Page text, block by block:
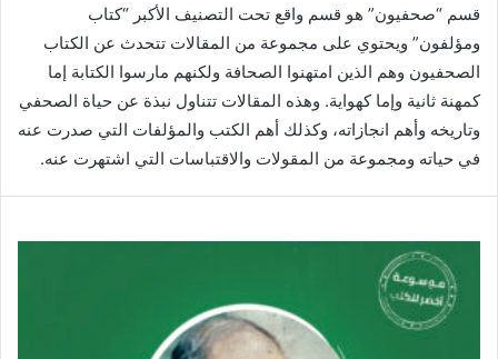
قسم “صحفيون” هو قسم واقع تحت التصنيف الأكبر “كتاب
ومؤلفون” ويحتوي على مجموعة من المقالات تتحدث عن الكتاب
الصحفيون وهم الذين امتهنوا الصحافة ولكنهم مارسوا الكتابة إما
كمهنة ثانية وإما كهواية. وهذه المقالات تتناول نبذة عن حياة الصحفي
وتاريخه وأهم انجازاته، وكذلك أهم الكتب والمؤلفات التي صدرت عنه
في حياته ومجموعة من المقولات والاقتباسات التي اشتهرت عنه.